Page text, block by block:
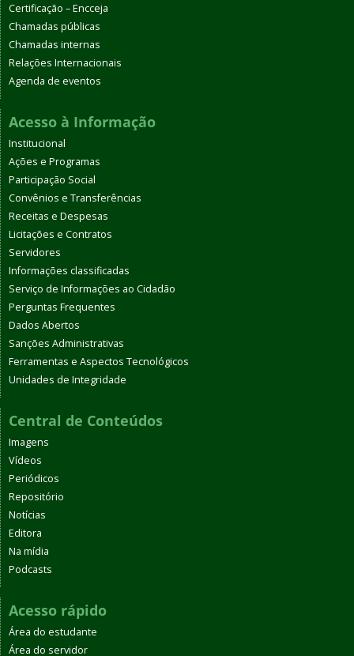
Certificação – Encceja
Chamadas públicas
Chamadas internas
Relações Internacionais
Agenda de eventos
Acesso à Informação
Institucional
Ações e Programas
Participação Social
Convênios e Transferências
Receitas e Despesas
Licitações e Contratos
Servidores
Informações classificadas
Serviço de Informações ao Cidadão
Perguntas Frequentes
Dados Abertos
Sanções Administrativas
Ferramentas e Aspectos Tecnológicos
Unidades de Integridade
Central de Conteúdos
Imagens
Vídeos
Periódicos
Repositório
Notícias
Editora
Na mídia
Podcasts
Acesso rápido
Área do estudante
Área do servidor